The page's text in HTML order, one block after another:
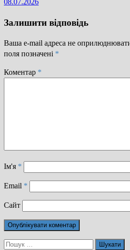
08.07.2026
Залишити відповідь
Ваша e-mail адреса не
поля позначені *
Коментар *
Ім'я *
Email *
Сайт
Пошук: